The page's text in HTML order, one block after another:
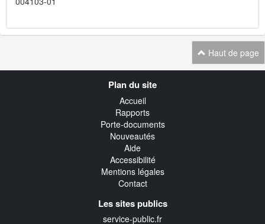
Haut de page
Plan du site
Accueil
Rapports
Porte-documents
Nouveautés
Aide
Accessibilité
Mentions légales
Contact
Les sites publics
service-public.fr